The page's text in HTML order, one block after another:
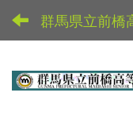
群馬県立前橋